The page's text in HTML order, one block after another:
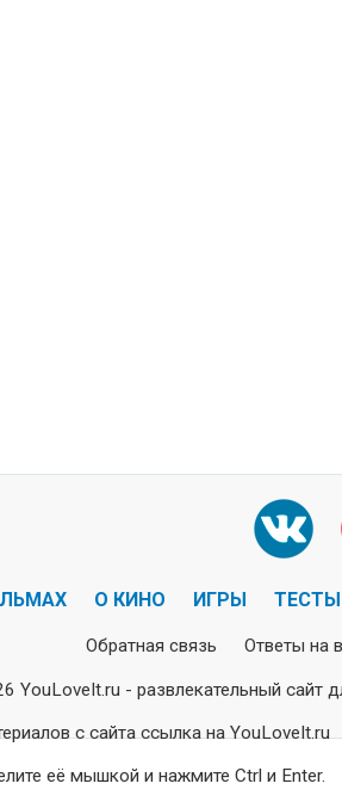
О КИНО ИГРЫ ТЕСТЫ
Обратная связь Ответы на
YouLoveIt.ru - развлекательный сайт
с сайта ссылка на YouLoveIt.ru
её мышкой и нажмите Ctrl и Enter.